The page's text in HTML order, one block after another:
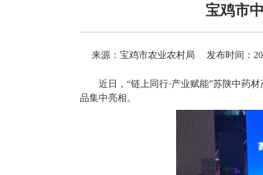
宝鸡市
来源：宝鸡市农业农村局 发布时间：
近日，“链上同行·产业赋能”苏陕中药
品集中亮相。